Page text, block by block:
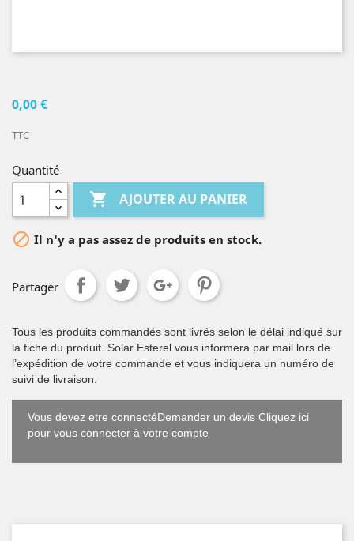
0,00 €
TTC
Quantité
 AJOUTER AU PANIER
 Il n'y a pas assez de produits en stock.
Partager
Tous les produits commandés sont livrés selon le délai indiqué sur
la fiche du produit. Solar Esterel vous informera par mail lors de
l’expédition de votre commande et vous indiquera un numéro de
suivi de livraison.
Vous devez etre connectéDemander un devis Cliquez ici
pour vous connecter à votre compte